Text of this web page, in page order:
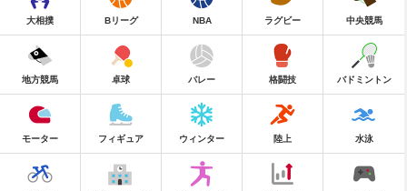
大相撲 Bリーグ NBA ラグビー 中央競馬
地方競馬 卓球 バレー 格闘技 バドミントン
モーター フィギュア ウィンター 陸上 水泳